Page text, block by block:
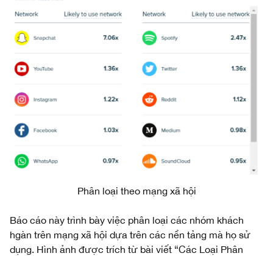
Phân loại theo mạng xã hội
Báo cáo này trình bày việc phân loại các nhóm khách
hgàn trên mạng xã hội dựa trên các nền tảng mà họ sử
dụng. Hình ảnh được trích từ bài viết “Các Loại Phân